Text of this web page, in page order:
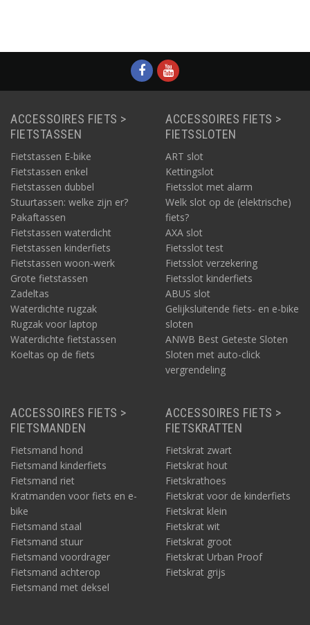
ACCESSOIRES FIETS >
FIETSTASSEN
Fietstassen E-bike
Fietstassen enkel
Fietstassen dubbel
Stuurtassen: welke zijn er?
Pakaftassen
Fietstassen waterdicht
Fietstassen kinderfiets
Fietstassen woon-werk
Grote fietstassen
Zadeltas
Waterdichte rugzak
Rugzak voor laptop
Waterdichte fietstassen
Koeltas op de fiets
ACCESSOIRES FIETS >
FIETSSLOTEN
ART slot
Kettingslot
Fietsslot met alarm
Welk slot op de (elektrische)
fiets?
AXA slot
Fietsslot test
Fietsslot verzekering
Fietsslot kinderfiets
ABUS slot
Gelijksluitende fiets- en e-bike
sloten
ANWB Best Geteste Sloten
Sloten met auto-click
vergrendeling
ACCESSOIRES FIETS >
FIETSMANDEN
Fietsmand hond
Fietsmand kinderfiets
Fietsmand riet
Kratmanden voor fiets en e-
bike
Fietsmand staal
Fietsmand stuur
Fietsmand voordrager
Fietsmand achterop
Fietsmand met deksel
ACCESSOIRES FIETS >
FIETSKRATTEN
Fietskrat zwart
Fietskrat hout
Fietskrathoes
Fietskrat voor de kinderfiets
Fietskrat klein
Fietskrat wit
Fietskrat groot
Fietskrat Urban Proof
Fietskrat grijs